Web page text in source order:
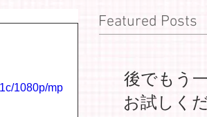
1080p/mp
Featured Posts
後でもう
お試しく